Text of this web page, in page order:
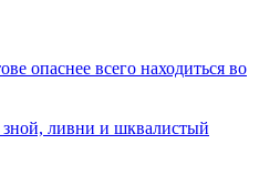
опаснее всего находиться во
зной, ливни и шквалистый